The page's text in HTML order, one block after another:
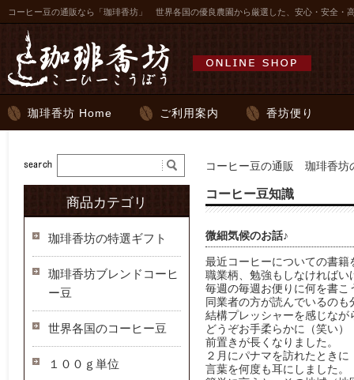
コーヒー豆の通販なら「珈琲香坊」 世界各国の優良農園から厳選した、安心・安全・
珈琲香坊 Home ご利用案内 香坊便り
コーヒー豆の通販 珈琲香坊
コーヒー豆知識
微細気候のお話♪
最近コーヒーについての書
職業柄、勉強もしなければ
毎週の毎週お便りに何を書
同業者の方が読んでいるのも
結構プレッシャーを感じな
どうぞお手柔らかに（笑い）
前置きが長くなりました。
２月にパナマを訪れたとき
言葉を何度も耳にしました。
商品カテゴリ
珈琲香坊の特選ギフト
珈琲香坊ブレンドコーヒ
ー豆
世界各国のコーヒー豆
１００ｇ単位